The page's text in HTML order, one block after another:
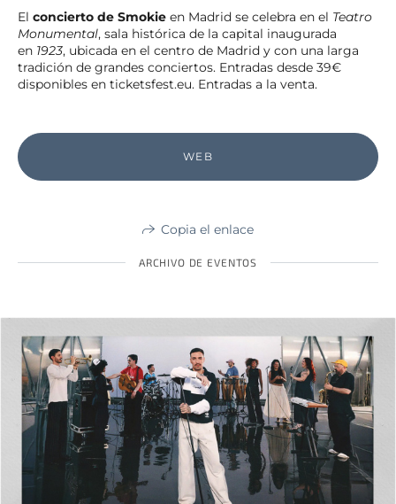
El concierto de Smokie en Madrid se celebra en el Teatro
Monumental, sala histórica de la capital inaugurada
en 1923, ubicada en el centro de Madrid y con una larga
tradición de grandes conciertos. Entradas desde 39€
disponibles en ticketsfest.eu. Entradas a la venta.
WEB
Copia el enlace
ARCHIVO DE EVENTOS